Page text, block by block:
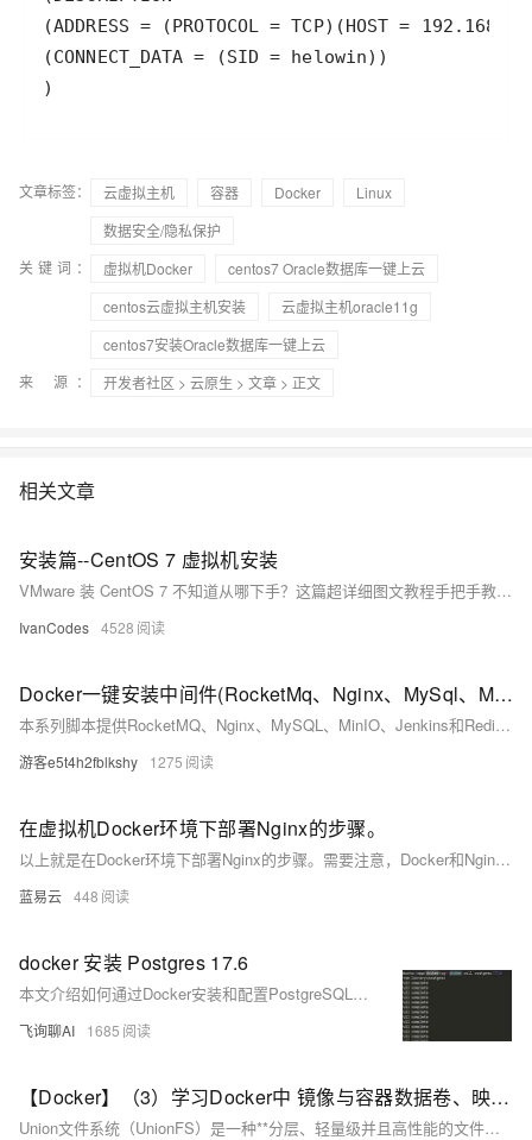
)
文章标签： 云虚拟主机 容器 Docker
Linux
数据安全/隐私保护
关键词：
虚拟机Docker
centos7 Oracle数据库一键上云
centos云虚拟主机安装
云虚拟主机oracle11g
centos7安装Oracle数据库一键上云
来 源：
开发者社区 > 云原生 > 文章 > 正文
相关文章
安装篇--CentOS 7 虚拟机安装
VMware 装 CentOS 7 不知道从哪下手？这篇超详细图文教程手把手教你在 VMware Workstation 中完成 CentOS 7 桌面系统的完整安装流程。从 ISO 镜像下载、虚拟机配置，到安装图形界面、设置用户密码，每一步都有截图讲解，适合零基础新手快速上手。装好之后无论你是要搭 Hadoop 集群，还是练 Linux ，这个环境都够你折腾一整天！
IvanCodes 4528
Docker一键安装中间件(RocketMq、Nginx、MySql、Minio、Jenkins、Redis）
本系列脚本提供RocketMQ、Nginx、MySQL、MinIO、Jenkins和Redis的Docker一键安装与配置方案，适用于快速部署微服务基础环境。
游客e5t4h2fblkshy 1275
在虚拟机Docker环境下部署Nginx的步骤。
以上就是在Docker环境下部署Nginx的步骤。需要注意，Docker和Nginix都有很多高级用法和细节需要掌握，以上只是一个基础入门级别的教程。如果你想要更深入地学习和使用它们，请参考官方文档或者其他专业书籍。
蓝易云 448
docker 安装 Postgres 17.6
本文介绍如何通过Docker安装和配置PostgreSQL 17.6。内容包括拉取镜像、导出配置文件、运行容器并挂载数据与配置文件目录，以及进入容器使用psql操作数据库的完整步骤，便于持久化管理和自定义配置。
飞询聊AI 1685
【Docker】（3）学习Docker中 镜像与容器数据卷、映射关系！手把手带你安装 MySql主从同步 和 Redis三主三从集群！并且进行主从切换与扩容操作，还有分析 哈希分区 等知识点！
Union文件系统（UnionFS）是一种**分层、轻量级并且高性能的文件系统**，它支持对文件系统的修改作为一次提交来一层层的叠加，同时可以将不同目录挂载到同一个虚拟文件系统下(unite several directories into a single virtual filesystem) Union 文件系统是 Docker 镜像的基础。 镜像可以通过分层来进行继承，基于基础镜像（没有父镜像），可以制作各种具体的应用镜像。